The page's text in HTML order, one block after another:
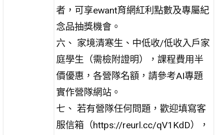
者，可享ewant育網紅利點數及專屬紀
念品抽獎機會。
六、 家境清寒生、中低收/低收入戶家
庭學生（需檢附證明），課程費用半
價優惠，各營隊名額，請參考AI專題
實作營隊網站。
七、 若有營隊任何問題，歡迎填寫客
服信箱（https://reurl.cc/qV1KdD），